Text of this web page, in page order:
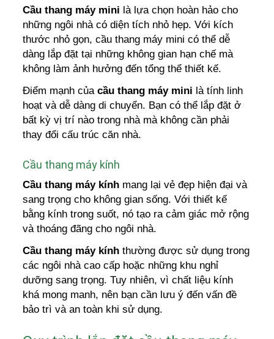
Cầu thang máy mini là lựa chọn hoàn hảo cho
những ngôi nhà có diện tích nhỏ hẹp. Với kích
thước nhỏ gọn, cầu thang máy mini có thể dễ
dàng lắp đặt tại những không gian hạn chế mà
không làm ảnh hưởng đến tổng thể thiết kế.
Điểm mạnh củacầu thang máy mini là tính linh
hoạt và dễ dàng di chuyển. Bạn có thể lắp đặt ở
bất kỳ vị trí nào trong nhà mà không cần phải
thay đổi cấu trúc căn nhà.
Cầu thang máy kính
Cầu thang máy kính mang lại vẻ đẹp hiện đại và
sang trọng cho không gian sống. Với thiết kế
bằng kính trong suốt, nó tạo ra cảm giác mở rộng
và thoáng đãng cho ngôi nhà.
Cầu thang máy kính thường được sử dụng trong
các ngôi nhà cao cấp hoặc những khu nghỉ
dưỡng sang trọng. Tuy nhiên, vì chất liệu kính
khá mong manh, nên bạn cần lưu ý đến vấn đề
bảo trì và an toàn khi sử dụng.